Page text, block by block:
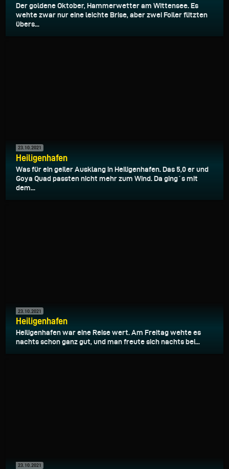
Der goldene Oktober, Hammerwetter am Wittensee. Es
wehte zwar nur eine leichte Brise, aber zwei Foiler flitzten
übers...
23.10.2021
Heiligenhafen
Was für ein geiler Ausklang in Heiligenhafen. Das 5,0 er und
Goya Quad passten nicht mehr zum Wind. Da ging´s mit
dem...
23.10.2021
Heiligenhafen
Heiligenhafen war eine Reise wert. Am Freitag wehte es
nachts schon ganz gut, und man freute sich nachts bei...
23.10.2021